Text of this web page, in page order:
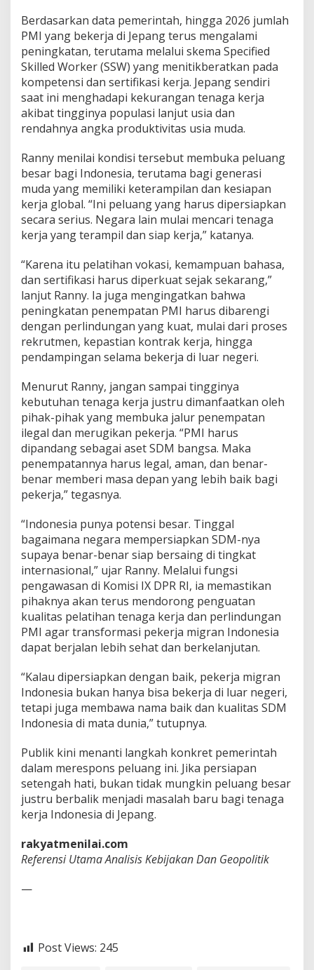
s
i
a
Berdasarkan data pemerintah, hingga 2026 jumlah
PMI yang bekerja di Jepang terus mengalami
peningkatan, terutama melalui skema Specified
Skilled Worker (SSW) yang menitikberatkan pada
kompetensi dan sertifikasi kerja. Jepang sendiri
saat ini menghadapi kekurangan tenaga kerja
akibat tingginya populasi lanjut usia dan
rendahnya angka produktivitas usia muda.
Ranny menilai kondisi tersebut membuka peluang
besar bagi Indonesia, terutama bagi generasi
muda yang memiliki keterampilan dan kesiapan
kerja global. “Ini peluang yang harus dipersiapkan
secara serius. Negara lain mulai mencari tenaga
kerja yang terampil dan siap kerja,” katanya.
“Karena itu pelatihan vokasi, kemampuan bahasa,
dan sertifikasi harus diperkuat sejak sekarang,”
lanjut Ranny. Ia juga mengingatkan bahwa
peningkatan penempatan PMI harus dibarengi
dengan perlindungan yang kuat, mulai dari proses
rekrutmen, kepastian kontrak kerja, hingga
pendampingan selama bekerja di luar negeri.
Menurut Ranny, jangan sampai tingginya
kebutuhan tenaga kerja justru dimanfaatkan oleh
pihak-pihak yang membuka jalur penempatan
ilegal dan merugikan pekerja. “PMI harus
dipandang sebagai aset SDM bangsa. Maka
penempatannya harus legal, aman, dan benar-
benar memberi masa depan yang lebih baik bagi
pekerja,” tegasnya.
“Indonesia punya potensi besar. Tinggal
bagaimana negara mempersiapkan SDM-nya
supaya benar-benar siap bersaing di tingkat
internasional,” ujar Ranny. Melalui fungsi
pengawasan di Komisi IX DPR RI, ia memastikan
pihaknya akan terus mendorong penguatan
kualitas pelatihan tenaga kerja dan perlindungan
PMI agar transformasi pekerja migran Indonesia
dapat berjalan lebih sehat dan berkelanjutan.
“Kalau dipersiapkan dengan baik, pekerja migran
Indonesia bukan hanya bisa bekerja di luar negeri,
tetapi juga membawa nama baik dan kualitas SDM
Indonesia di mata dunia,” tutupnya.
Publik kini menanti langkah konkret pemerintah
dalam merespons peluang ini. Jika persiapan
setengah hati, bukan tidak mungkin peluang besar
justru berbalik menjadi masalah baru bagi tenaga
kerja Indonesia di Jepang.
rakyatmenilai.com
Referensi Utama Analisis Kebijakan Dan Geopolitik
—
Post Views: 245